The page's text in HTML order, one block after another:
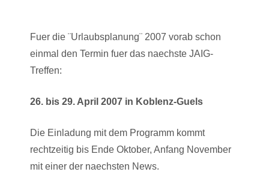
Fuer die ¨Urlaubsplanung¨ 2007 vorab schon
einmal den Termin fuer das naechste JAIG-
Treffen:
26. bis 29. April 2007 in Koblenz-Guels
Die Einladung mit dem Programm kommt
rechtzeitig bis Ende Oktober, Anfang November
mit einer der naechsten News.